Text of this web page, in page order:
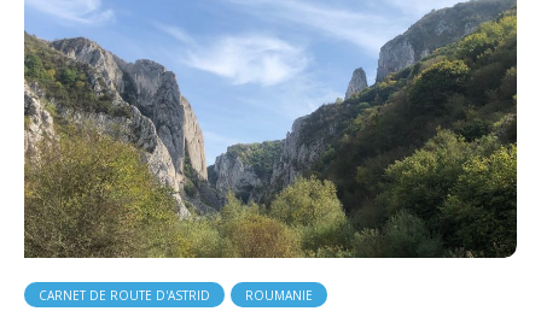
CARNET DE ROUTE D'ASTRID ROUMANIE